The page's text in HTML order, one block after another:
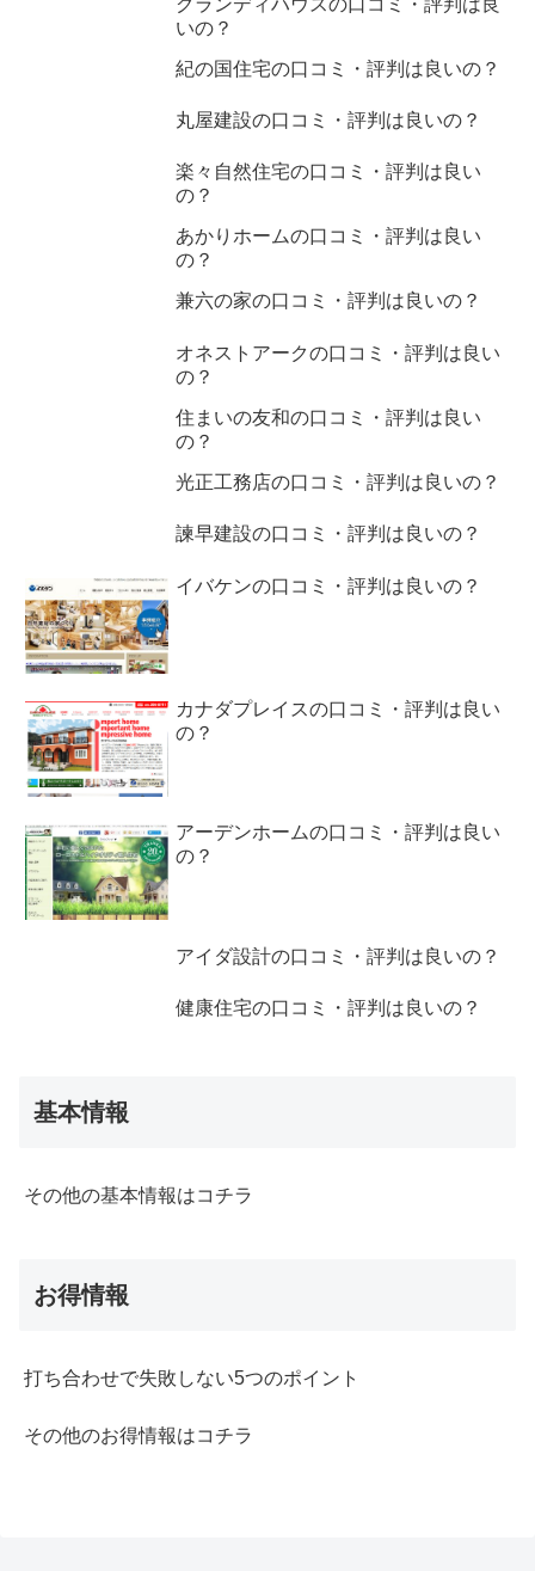
いの？
紀の国住宅の口コミ・評判は良いの？
丸屋建設の口コミ・評判は良いの？
楽々自然住宅の口コミ・評判は良い
の？
あかりホームの口コミ・評判は良い
の？
兼六の家の口コミ・評判は良いの？
オネストアークの口コミ・評判は良い
の？
住まいの友和の口コミ・評判は良い
の？
光正工務店の口コミ・評判は良いの？
諫早建設の口コミ・評判は良いの？
イバケンの口コミ・評判は良いの？
カナダプレイスの口コミ・評判は良い
の？
アーデンホームの口コミ・評判は良い
の？
アイダ設計の口コミ・評判は良いの？
健康住宅の口コミ・評判は良いの？
基本情報
その他の基本情報はコチラ
お得情報
打ち合わせで失敗しない5つのポイント
その他のお得情報はコチラ